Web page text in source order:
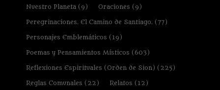
Nuestro Planeta(9) Oraciones (9)
Peregrinaciones. El Camino de Santiago.(77)
Personajes Emblemáticos (19)
Poemas y Pensamientos Místicos (603)
Reflexiones Espirituales (Orden de Sion) (225)
Reglas Comunales (22) Relatos (12)